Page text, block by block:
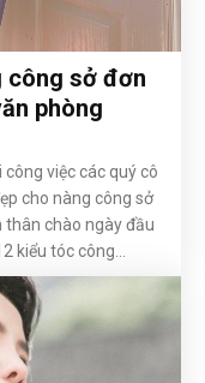
công sở đơn
phòng
việc các quý cô
cho nàng công sở
thân chào ngày đầu
kiểu tóc công...